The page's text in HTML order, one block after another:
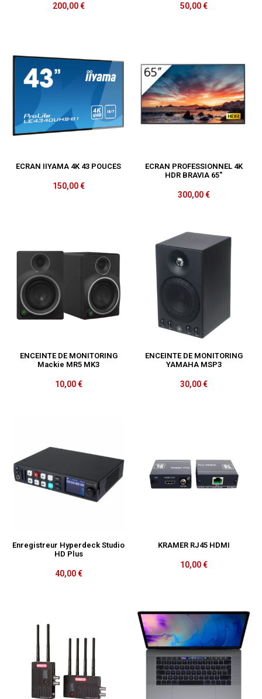
200,00€ 50,00€
ECRAN IIYAMA 4K 43 POUCES
150,00€
ECRAN PROFESSIONNEL 4K
HDR BRAVIA 65″
300,00€
ENCEINTE DE MONITORING
Mackie MR5 MK3
10,00€
ENCEINTE DE MONITORING
YAMAHA MSP3
30,00€
Enregistreur Hyperdeck Studio
HD Plus
40,00€
KRAMER RJ45 HDMI
10,00€